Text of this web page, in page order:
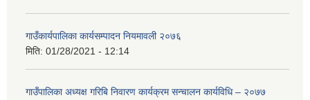
गाउँकार्यपालिका कार्यसम्पादन नियमावली २०७६
मिति: 01/28/2021 - 12:14
गाउँपालिका अध्यक्ष गरिबि निवारण कार्यक्रम सन्चालन कार्यविधि – २०७७